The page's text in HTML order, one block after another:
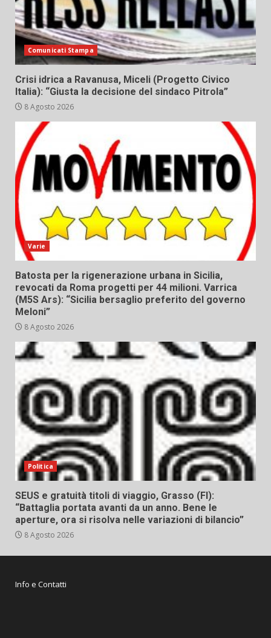
Comunicati Stampa
Crisi idrica a Ravanusa, Miceli (Progetto Civico
Italia): “Giusta la decisione del sindaco Pitrola”
8 Agosto 2026
Varie
Batosta per la rigenerazione urbana in Sicilia,
revocati da Roma progetti per 44 milioni. Varrica
(M5S Ars): “Sicilia bersaglio preferito del governo
Meloni”
8 Agosto 2026
Politica
SEUS e gratuità titoli di viaggio, Grasso (FI):
“Battaglia portata avanti da un anno. Bene le
aperture, ora si risolva nelle variazioni di bilancio”
8 Agosto 2026
Info e Contatti